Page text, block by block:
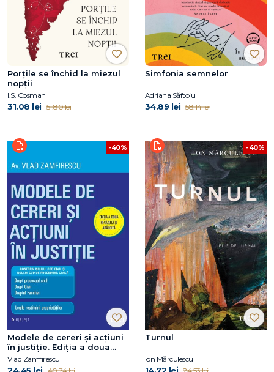
Porțile se închid la miezul
nopții
I.S. Cosman
31.08 lei 51.80 lei
Simfonia semnelor
Adriana Săftoiu
34.89 lei 58.14 lei
-40%
Modele de cereri şi acţiuni
în justiţie. Ediţia a doua
revăzută şi adăugită
Vlad Zamfirescu
-40%
Turnul
Ion Mărculescu